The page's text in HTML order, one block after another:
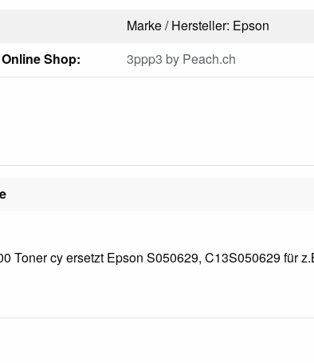
Marke / Hersteller: Epson
Online Shop:
3ppp3 by Peach.ch
Toner cy ersetzt Epson S050629, C13S050629 für